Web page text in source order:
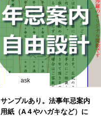
ask
サンプルあり。法事年忌案内
用紙（A４やハガキなど）に